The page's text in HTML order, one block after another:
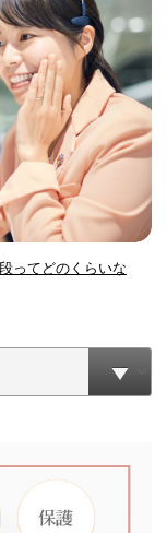
ってどのくらいな